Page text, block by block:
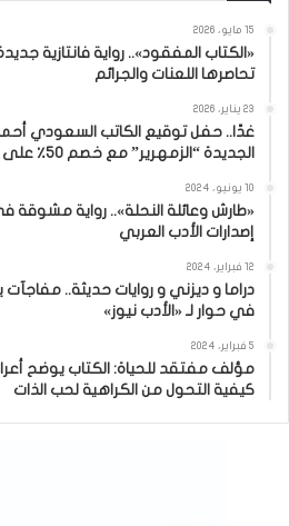
15 مايو، 2026
«الكتاب المفقود».. رواية فانتازية
تحاصرها اللعنات والجرائم
23 يناير، 2026
غدًا.. حفل توقيع الكاتب السعودي
الجديدة “الزمهرير” مع خصم 50٪ على جميع الإصدارات
10 يونيو، 2024
«طارش وعائلة النحلة».. رواية مشوقة
إصدارات الأدب العربي
12 فبراير، 2024
دراما و ديزني و روايات حديثة..
في حوار لـ «الأدب نيوز»
5 فبراير، 2024
مؤلف مفتقد للحياة: الكتاب يوضح
كيفية التحول من الكراهية لحب الذات